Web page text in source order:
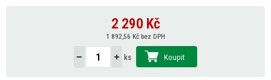
2 290 Kč
1 892,56 Kč bez DPH
ks Koupit